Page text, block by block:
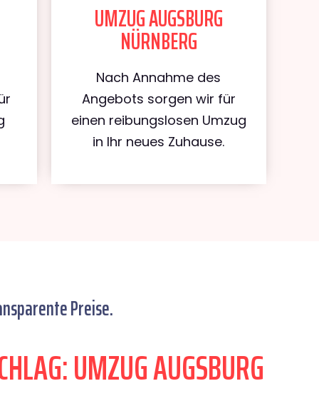
UMZUG AUGSBURG
NÜRNBERG
Nach Annahme des
Angebots sorgen wir für
einen reibungslosen Umzug
in Ihr neues Zuhause.
Preise.
UMZUG AUGSBURG